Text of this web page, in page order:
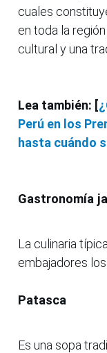
cuales
en toda la
cultural y una
Lea también: [
Perú en los
hasta cuándo
Gastronomía
La culinaria
embajadores
Patasca
Es una sopa